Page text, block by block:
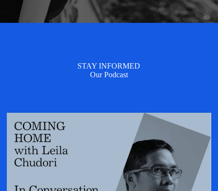
STAY INFORMED
Our Podcast